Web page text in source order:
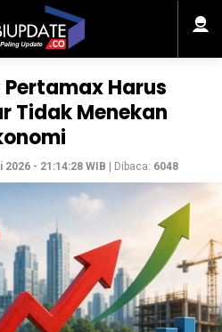
Harus
Tidak Menekan
2026 - 21:14:28 WIB | Dibaca: 6048